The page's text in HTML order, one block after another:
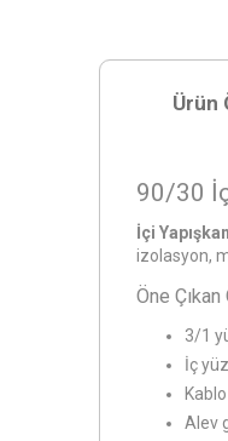
Ürün
90/30
İçi
izolasyon,
Öne
3/1
İç
Alev